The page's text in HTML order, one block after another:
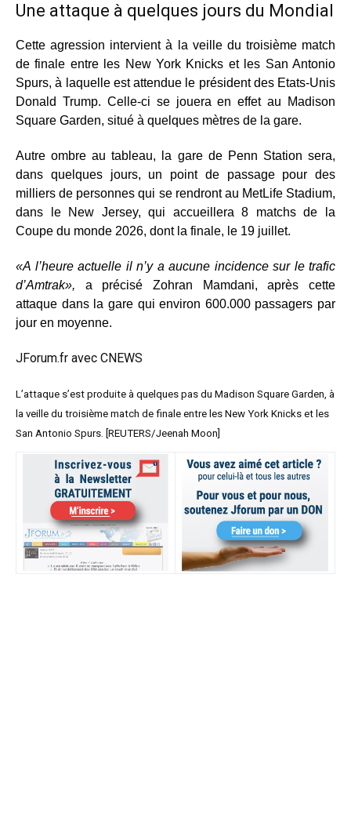
Une attaque à quelques jours du Mondial
Cette agression intervient à la veille du troisième match
de finale entre les New York Knicks et les San Antonio
Spurs, à laquelle est attendue le président des Etats-Unis
Donald Trump. Celle-ci se jouera en effet au Madison
Square Garden, situé à quelques mètres de la gare.
Autre ombre au tableau, la gare de Penn Station sera,
dans quelques jours, un point de passage pour des
milliers de personnes qui se rendront au MetLife Stadium,
dans le New Jersey, qui accueillera 8 matchs de la
Coupe du monde 2026, dont la finale, le 19 juillet.
«A l’heure actuelle il n’y a aucune incidence sur le trafic
d’Amtrak», a précisé Zohran Mamdani, après cette
attaque dans la gare qui environ 600.000 passagers par
jour en moyenne.
JForum.fr avec CNEWS
L’attaque s’est produite à quelques pas du Madison Square Garden, à
la veille du troisième match de finale entre les New York Knicks et les
San Antonio Spurs. [REUTERS/Jeenah Moon]